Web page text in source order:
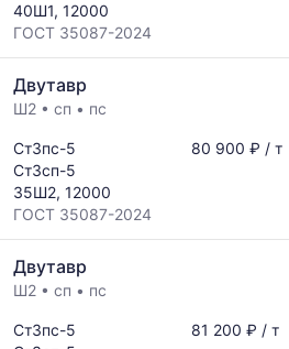
40Ш1, 12000
ГОСТ 35087-2024
Двутавр
Ш2 • сп • пс
Ст3пс-5
Ст3сп-5
35Ш2, 12000
ГОСТ 35087-2024
80 900 ₽ / т
Двутавр
Ш2 • сп • пс
Ст3пс-5
81 200 ₽ / т